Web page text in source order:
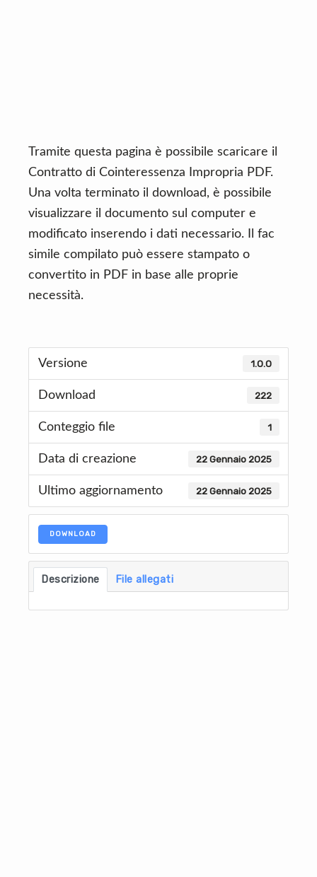
Tramite questa pagina è possibile scaricare il
Contratto di Cointeressenza Impropria PDF.
Una volta terminato il download, è possibile
visualizzare il documento sul computer e
modificato inserendo i dati necessario. Il fac
simile compilato può essere stampato o
convertito in PDF in base alle proprie
necessità.
Versione 1.0.0
Download 222
Conteggio file 1
Data di creazione 22 Gennaio 2025
Ultimo aggiornamento 22 Gennaio 2025
DOWNLOAD
Descrizione File allegati